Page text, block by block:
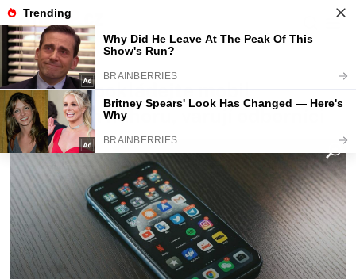
Fajntip.cz Magazín
Nikdy nepokládejte mobil
displejem nahoru, varují odborníci